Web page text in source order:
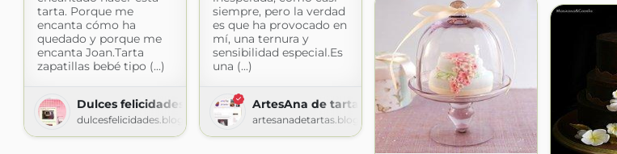
tarta. Porque me
encanta cómo ha
quedado y porque me
encanta Joan.Tarta
zapatillas bebé tipo (...)
Dulces felicidades
dulcesfelicidades.blogspot.com
siempre, pero la verdad
es que ha provocado en
mí, una ternura y
sensibilidad especial.Es
una (...)
ArtesAna de tartas
artesanadetartas.blogspot.com